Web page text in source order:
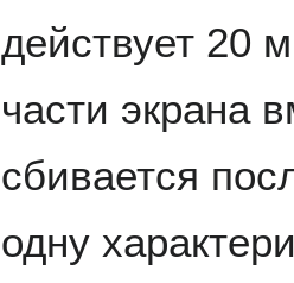
действует 20
части экрана
сбивается
одну